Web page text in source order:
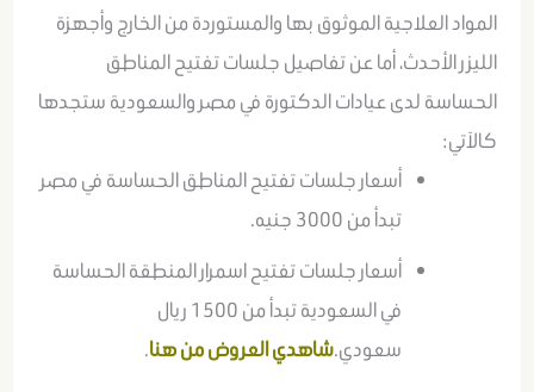
المواد العلاجية الموثوق بها والمستوردة من الخارج وأجهزة
الليزر الأحدث، أما عن تفاصيل جلسات تفتيح المناطق
الحساسة لدى عيادات الدكتورة في مصر والسعودية ستجدها
كالآتي:
أسعار جلسات تفتيح المناطق الحساسة في مصر
تبدأ من 3000 جنيه.
أسعار جلسات تفتيح اسمرار المنطقة الحساسة
في السعودية تبدأ من 1500 ريال
سعودي.شاهدي العروض منهنا.